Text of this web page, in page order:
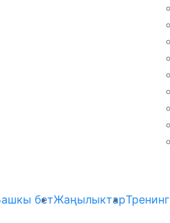
бетЖаңылыктарТренинг